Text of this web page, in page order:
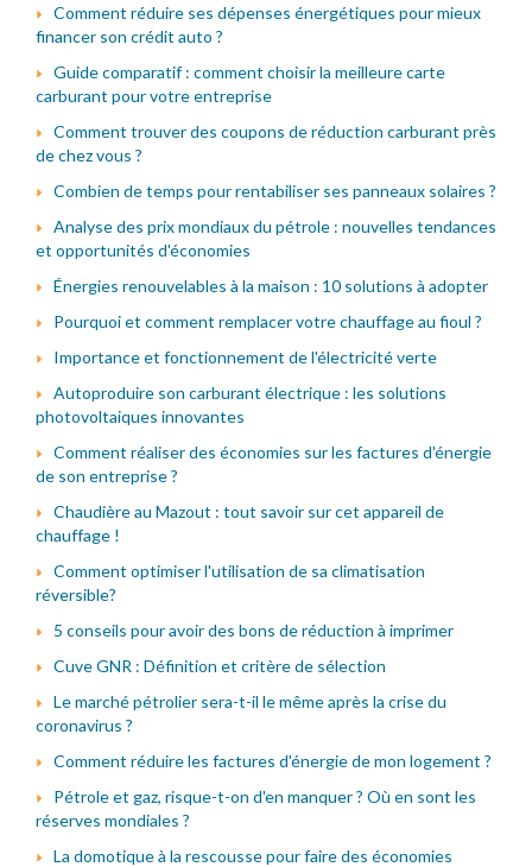
Comment réduire ses dépenses énergétiques pour mieux
financer son crédit auto ?
Guide comparatif : comment choisir la meilleure carte
carburant pour votre entreprise
Comment trouver des coupons de réduction carburant près
de chez vous ?
Combien de temps pour rentabiliser ses panneaux solaires ?
Analyse des prix mondiaux du pétrole : nouvelles tendances
et opportunités d'économies
Énergies renouvelables à la maison : 10 solutions à adopter
Pourquoi et comment remplacer votre chauffage au fioul ?
Importance et fonctionnement de l'électricité verte
Autoproduire son carburant électrique : les solutions
photovoltaiques innovantes
Comment réaliser des économies sur les factures d'énergie
de son entreprise ?
Chaudière au Mazout : tout savoir sur cet appareil de
chauffage !
Comment optimiser l'utilisation de sa climatisation
réversible?
5 conseils pour avoir des bons de réduction à imprimer
Cuve GNR : Définition et critère de sélection
Le marché pétrolier sera-t-il le même après la crise du
coronavirus ?
Comment réduire les factures d'énergie de mon logement ?
Pétrole et gaz, risque-t-on d'en manquer ? Où en sont les
réserves mondiales ?
La domotique à la rescousse pour faire des économies